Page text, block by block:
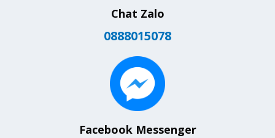
Chat Zalo
0888015078
Facebook Messenger